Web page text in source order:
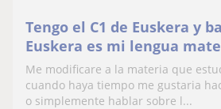
Tengo el C1 de Euskera y
Euskera es mi lengua
Me modificare a la materia que
cuando haya tiempo me gustaria
o simplemente hablar sobre l...